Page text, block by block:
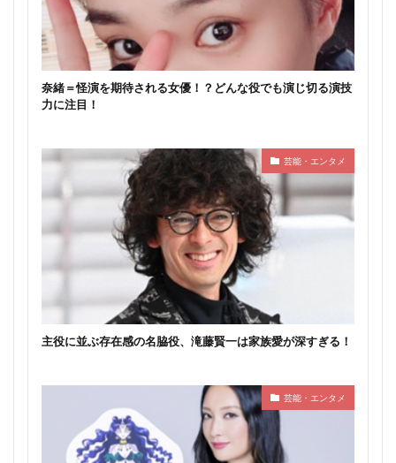
奈緒＝怪演を期待される女優！？どんな役でも演じ切る演技
力に注目！
芸能・エンタメ
主役に並ぶ存在感の名脇役、滝藤賢一は家族愛が深すぎる！
芸能・エンタメ